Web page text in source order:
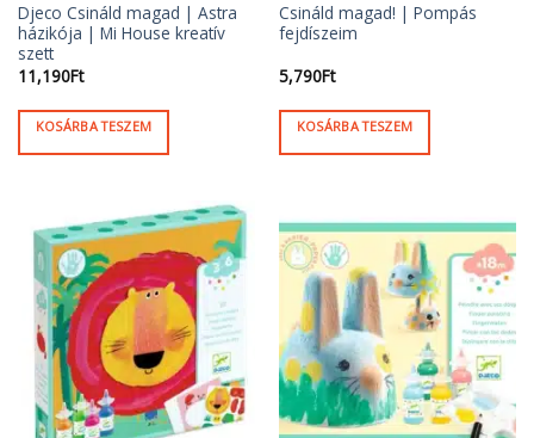
Djeco Csináld magad | Astra
házikója | Mi House kreatív
szett
11,190Ft
KOSÁRBA TESZEM
Csináld magad! | Pompás
fejdíszeim
5,790Ft
KOSÁRBA TESZEM